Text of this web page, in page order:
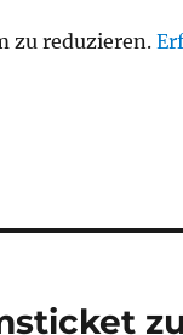
zu reduzieren.